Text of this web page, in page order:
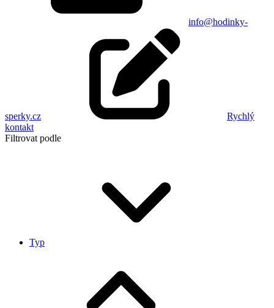
info@hodinky-
sperky.cz
Rychlý
kontakt
Filtrovat podle
Typ